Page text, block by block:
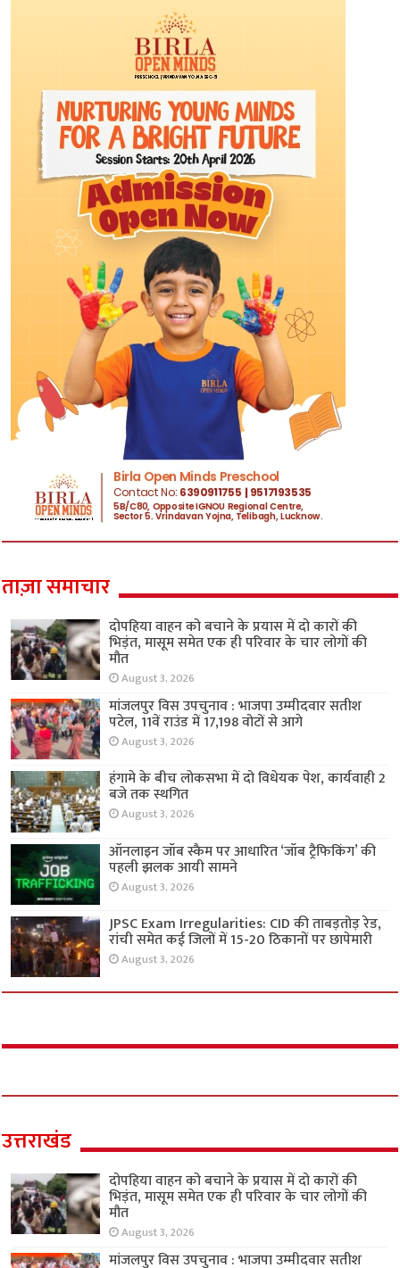
ताज़ा समाचार
दोपहिया वाहन को बचाने के प्रयास में दो कारों की
भिड़ंत, मासूम समेत एक ही परिवार के चार लोगों की
मौत
August 3, 2026
मांजलपुर विस उपचुनाव : भाजपा उम्मीदवार सतीश
पटेल, 11वें राउंड में 17,198 वोटों से आगे
August 3, 2026
हंगामे के बीच लोकसभा में दो विधेयक पेश, कार्यवाही 2
बजे तक स्थगित
August 3, 2026
ऑनलाइन जॉब स्कैम पर आधारित ‘जॉब ट्रैफिकिंग’ की
पहली झलक आयी सामने
August 3, 2026
JPSC Exam Irregularities: CID की ताबड़तोड़ रेड,
रांची समेत कई जिलों में 15-20 ठिकानों पर छापेमारी
August 3, 2026
उत्तराखंड
दोपहिया वाहन को बचाने के प्रयास में दो कारों की
भिड़ंत, मासूम समेत एक ही परिवार के चार लोगों की
मौत
August 3, 2026
मांजलपुर विस उपचुनाव : भाजपा उम्मीदवार सतीश